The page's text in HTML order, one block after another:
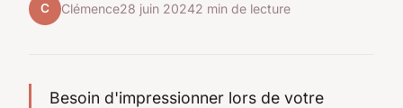
C Clémence28 juin 20242 min de lecture
Besoin d'impressionner lors de votre